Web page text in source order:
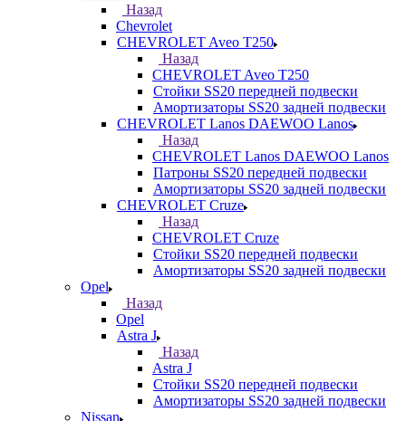
Назад
Chevrolet
CHEVROLET Aveo T250
Назад
CHEVROLET Aveo T250
Стойки SS20 передней подвески
Амортизаторы SS20 задней подвески
CHEVROLET Lanos DAEWOO Lanos
Назад
CHEVROLET Lanos DAEWOO Lanos
Патроны SS20 передней подвески
Амортизаторы SS20 задней подвески
CHEVROLET Cruze
Назад
CHEVROLET Cruze
Стойки SS20 передней подвески
Амортизаторы SS20 задней подвески
Opel
Назад
Opel
Astra J
Назад
Astra J
Стойки SS20 передней подвески
Амортизаторы SS20 задней подвески
Nissan